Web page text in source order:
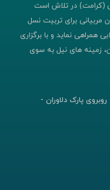
(کرامت) در تلاش است
مربیانی برای تربیت نسل
همراهی نماید و با برگزاری
زمینه های نیل به سوی
پارک دلاوران -